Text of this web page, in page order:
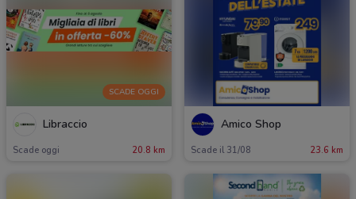
SCADE OGGI
Libraccio
Scade oggi 20.8 km
Amico Shop
Scade il 31/08 23.6 km